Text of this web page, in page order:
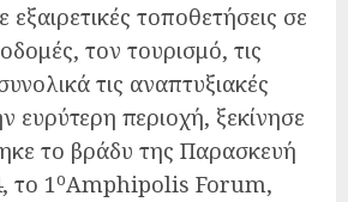
εξαιρετικές τοποθετήσεις σε
τον τουρισμό, τις
τις αναπτυξιακές
ευρύτερη περιοχή, ξεκίνησε
το βράδυ της Παρασκευή
το 1οAmphipolis Forum,